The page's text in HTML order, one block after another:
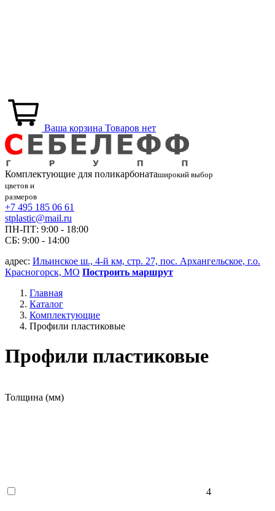
Ваша корзина Товаров нет
Комплектующие для поликарбонаташирокий выбор
цветов и
размеров
+7 495 185 06 61
stplastic@mail.ru
ПН-ПТ: 9:00 - 18:00
СБ: 9:00 - 14:00
адрес: Ильинское ш., 4-й км, стр. 27, пос. Архангельское, г.о.
Красногорск, МО Построить маршрут
Главная
Каталог
Комплектующие
Профили пластиковые
Профили пластиковые
Толщина (мм)
4